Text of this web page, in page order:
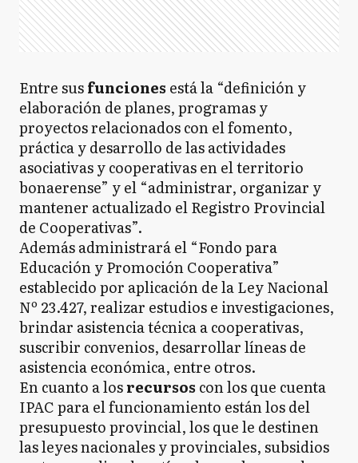
Entre susfunciones está la “definición y
elaboración de planes, programas y
proyectos relacionados con el fomento,
práctica y desarrollo de las actividades
asociativas y cooperativas en el territorio
bonaerense” y el “administrar, organizar y
mantener actualizado el Registro Provincial
de Cooperativas”.
Además administrará el “Fondo para
Educación y Promoción Cooperativa”
establecido por aplicación de la Ley Nacional
Nº 23.427, realizar estudios e investigaciones,
brindar asistencia técnica a cooperativas,
suscribir convenios, desarrollar líneas de
asistencia económica, entre otros.
En cuanto a losrecursos con los que cuenta
IPAC para el funcionamiento están los del
presupuesto provincial, los que le destinen
las leyes nacionales y provinciales, subsidios